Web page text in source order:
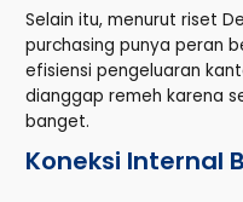
Selain itu, menurut riset
purchasing punya peran
efisiensi pengeluaran
dianggap remeh karena
banget.
Koneksi Internal